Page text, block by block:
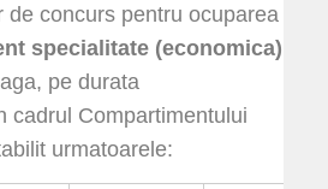
de concurs pentru ocuparea
specialitate (economica)
pe durata
cadrul Compartimentului
urmatoarele: